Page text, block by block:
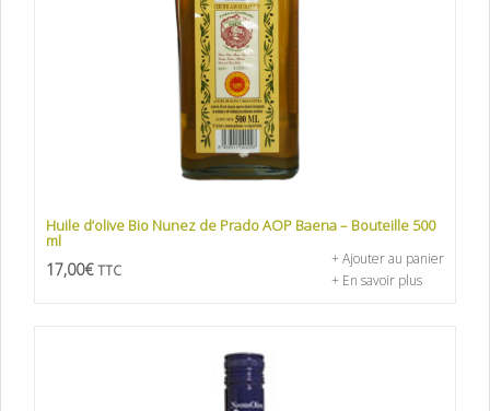
Huile d’olive Bio Nunez de Prado AOP Baena – Bouteille 500
ml
17,00€ TTC
+ Ajouter au panier
+ En savoir plus